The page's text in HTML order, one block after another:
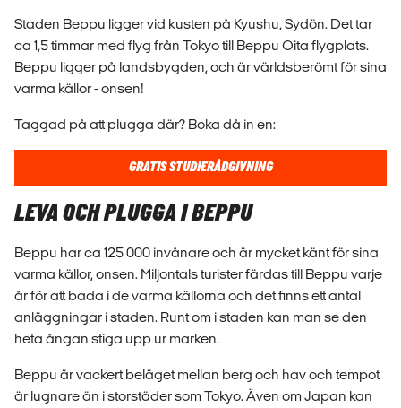
Staden Beppu ligger vid kusten på Kyushu, Sydön. Det tar
ca 1,5 timmar med flyg från Tokyo till Beppu Oita flygplats.
Beppu ligger på landsbygden, och är världsberömt för sina
varma källor - onsen!
Taggad på att plugga där? Boka då in en:
GRATIS STUDIERÅDGIVNING
LEVA OCH PLUGGA I BEPPU
Beppu har ca 125 000 invånare och är mycket känt för sina
varma källor, onsen. Miljontals turister färdas till Beppu varje
år för att bada i de varma källorna och det finns ett antal
anläggningar i staden. Runt om i staden kan man se den
heta ångan stiga upp ur marken.
Beppu är vackert beläget mellan berg och hav och tempot
är lugnare än i storstäder som Tokyo. Även om Japan kan